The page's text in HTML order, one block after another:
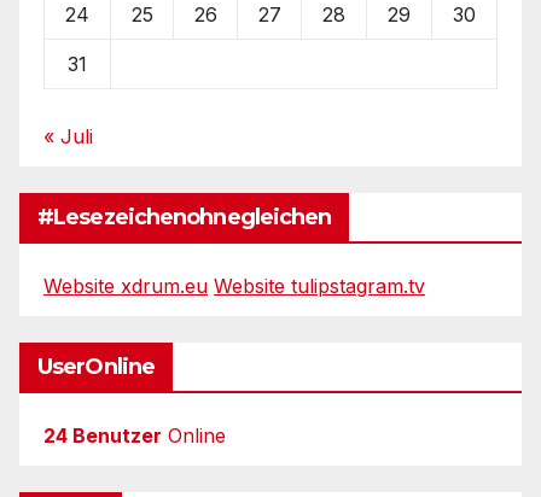
24 25 26 27 28 29 30
31
« Juli
#Lesezeichenohnegleichen
Website xdrum.eu Website tulipstagram.tv
UserOnline
24 Benutzer Online